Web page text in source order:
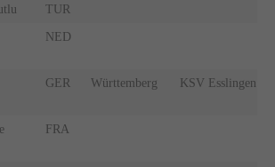
TUR
NED
GER Württemberg KSV Esslingen
FRA